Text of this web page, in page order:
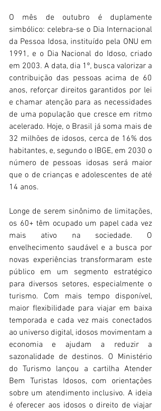
O mês de outubro é duplamente
simbólico: celebra-se o Dia Internacional
da Pessoa Idosa, instituído pela ONU em
1991, e o Dia Nacional do Idoso, criado
em 2003. A data, dia 1º, busca valorizar a
contribuição das pessoas acima de 60
anos, reforçar direitos garantidos por lei
e chamar atenção para as necessidades
de uma população que cresce em ritmo
acelerado. Hoje, o Brasil já soma mais de
32 milhões de idosos, cerca de 16% dos
habitantes, e, segundo o IBGE, em 2030 o
número de pessoas idosas será maior
que o de crianças e adolescentes de até
14 anos.
Longe de serem sinônimo de limitações,
os 60+ têm ocupado um papel cada vez
mais ativo na sociedade. O
envelhecimento saudável e a busca por
novas experiências transformaram este
público em um segmento estratégico
para diversos setores, especialmente o
turismo. Com mais tempo disponível,
maior flexibilidade para viajar em baixa
temporada e cada vez mais conectados
ao universo digital, idosos movimentam a
economia e ajudam a reduzir a
sazonalidade de destinos. O Ministério
do Turismo lançou a cartilha Atender
Bem Turistas Idosos, com orientações
sobre um atendimento inclusivo. A ideia
é oferecer aos idosos o direito de viajar